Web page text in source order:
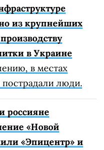
из крупнейших
в Украине
в местах
пострадали люди.
россияне
«Новой
«Эпицентр» и